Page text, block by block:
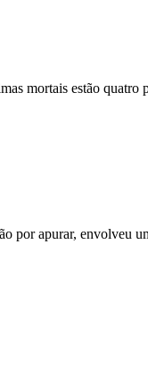
mortais estão quatro
por apurar, envolveu